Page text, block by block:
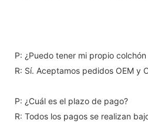
P: ¿Puedo tener mi propio
R: Sí. Aceptamos pedidos OEM y
P: ¿Cuál es el plazo de pago?
R: Todos los pagos se realizan